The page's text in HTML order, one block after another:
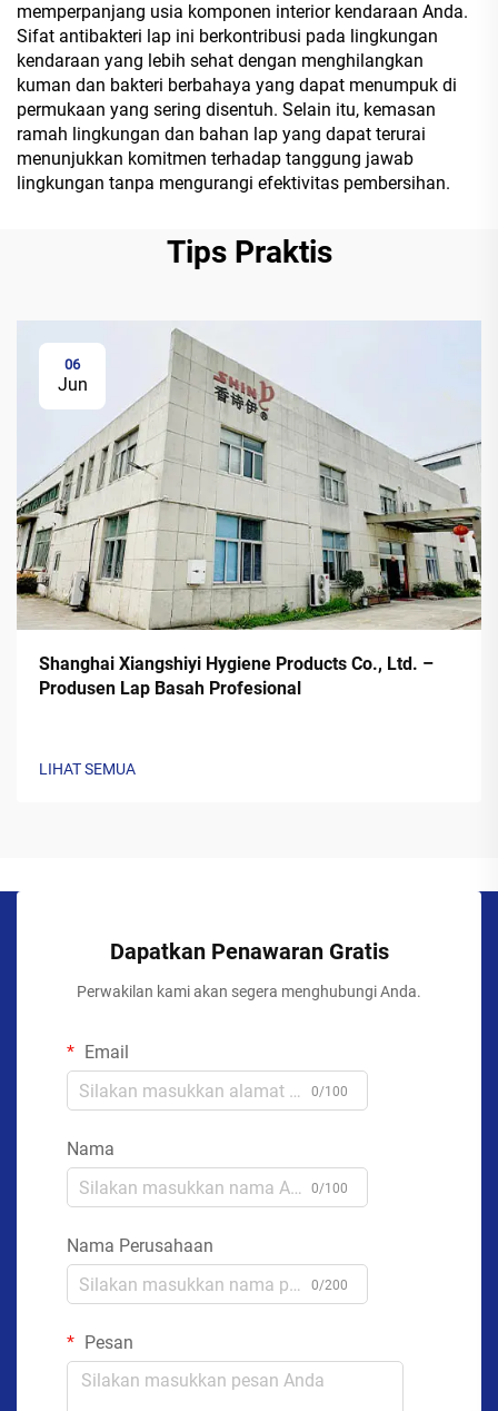
memperpanjang usia komponen interior kendaraan Anda.
Sifat antibakteri lap ini berkontribusi pada lingkungan
kendaraan yang lebih sehat dengan menghilangkan
kuman dan bakteri berbahaya yang dapat menumpuk di
permukaan yang sering disentuh. Selain itu, kemasan
ramah lingkungan dan bahan lap yang dapat terurai
menunjukkan komitmen terhadap tanggung jawab
lingkungan tanpa mengurangi efektivitas pembersihan.
Tips Praktis
06
Jun
Shanghai Xiangshiyi Hygiene Products Co., Ltd. –
Produsen Lap Basah Profesional
LIHAT SEMUA
Dapatkan Penawaran Gratis
Perwakilan kami akan segera menghubungi Anda.
Email
0/100
Nama
0/100
Nama Perusahaan
0/200
Pesan